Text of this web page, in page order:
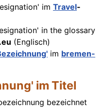
im Travel-
in the glossary
(Englisch)
im bremen-
im Titel
bezeichnet